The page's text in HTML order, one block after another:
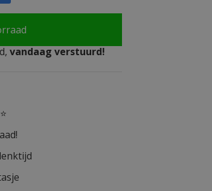
vandaag verstuurd!